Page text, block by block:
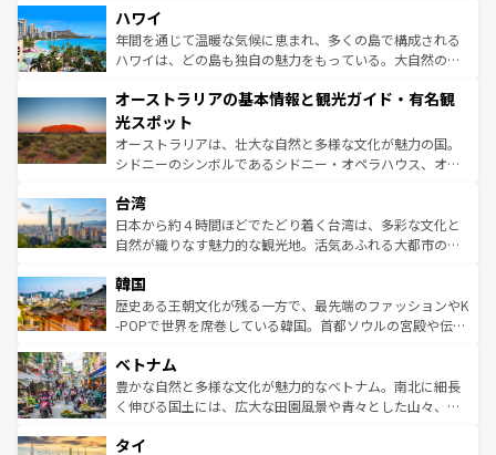
着のスイス情報は
のような巨大都市は、観光、ショッピング、エンターテイ
ンメントが詰まった刺激的なスポットだ。一方、アメリカ
西部には大自然が広がり、グランドキャニオンやイエロー
部のニューオーリンズでは、音楽と美食が融合した独特の
文化が魅力。旅行者はアメリカの各地域で異なる魅力を楽
しみながら、その多様性と豊かな歴史を感じることができ
るだろう。車でのロードトリップや列車の旅も、アメリカ
情報は
ハワイ
年間を通じて温暖な気候に恵まれ、多くの島で構成される
ハワイは、どの島も独自の魅力をもっている。大自然の神
ワイ島は見逃せない。また、定番の観光地といえばオアフ
島だが、静かな自然を求めるならマウイ島やカウアイ島が
おすすめ。エメラルドグリーンに輝く海をはじめ、豊かな
文化や歴史が息づいている。「アロハスピリット」と呼ば
人々、おいしいローカルフードやハワイアンミュージッ
ク、伝統的なフラダンスなど、すべてがハワイの魅力を彩
っている。訪れるたびに新しい発見と感動が待っているハ
はコンテンツ一覧
オーストラリアの基本情報と観光ガイド・有名観
光スポット
オーストラリアは、壮大な自然と多様な文化が魅力の国。
シドニーのシンボルであるシドニー・オペラハウス、オー
リアリーフや大陸中央部にそびえるウルル（エアーズロッ
ク）、タスマニアの美しい原生林やケアンズの熱帯雨林な
ど、見どころがたくさん。また、カフェやワイン、オージ
いる。アクティビティも充実しており、サーフィンやダイ
ビング、ハイキングなど、アウトドア好きにはたまらな
い。オーストラリアの多彩な魅力を存分に味わいつくそ
参照してほしい。
台湾
日本から約４時間ほどでたどり着く台湾は、多彩な文化と
自然が織りなす魅力的な観光地。活気あふれる大都市の台
ン）、静ひつな山岳地帯である台湾東部など、都市の喧騒
と山間の静けさが共存しており、訪れる人に新しい発見と
驚きをもたらしてくれる。また、奥深い台湾の食文化も魅
容にもいいと評判のスイーツなど、バラエティ豊かな料理
が味わえる。 なお、新着の台湾情報は コンテンツ一覧を参
照してほしい。
韓国
歴史ある王朝文化が残る一方で、最先端のファッションやK
-POPで世界を席巻している韓国。首都ソウルの宮殿や伝統
き、地方に足を延ばせば四季折々の自然美を楽しむことが
できる。そして、キムチや焼肉、絶品のストリートフード
まで、さまざまな韓国料理が待っている。夜には、韓国な
リティに包まれながら、韓国の多彩な魅力を心ゆくまで味
ベトナム
豊かな自然と多様な文化が魅力的なベトナム。南北に細長
く伸びる国土には、広大な田園風景や青々とした山々、世
急速な発展と共に伝統が息づく。ハノイの古い町並みやホ
タイ